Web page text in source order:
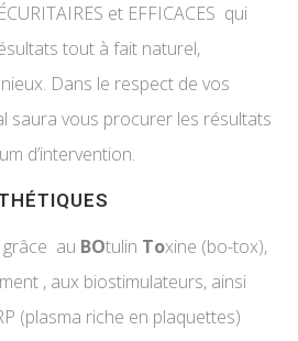
et EFFICACES qui
tout à fait naturel,
Dans le respect de vos
saura vous procurer les résultats
d’intervention.
grâce au BOtulin Toxine (bo-tox),
, aux biostimulateurs, ainsi
(plasma riche en plaquettes)